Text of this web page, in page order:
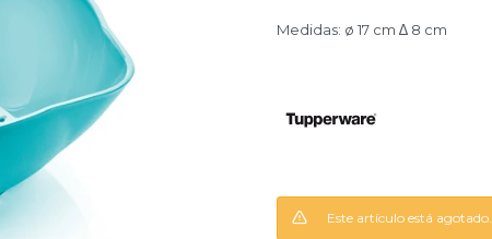
Medidas: ø 17 cm ∆ 8 cm
Este artículo está agotado.